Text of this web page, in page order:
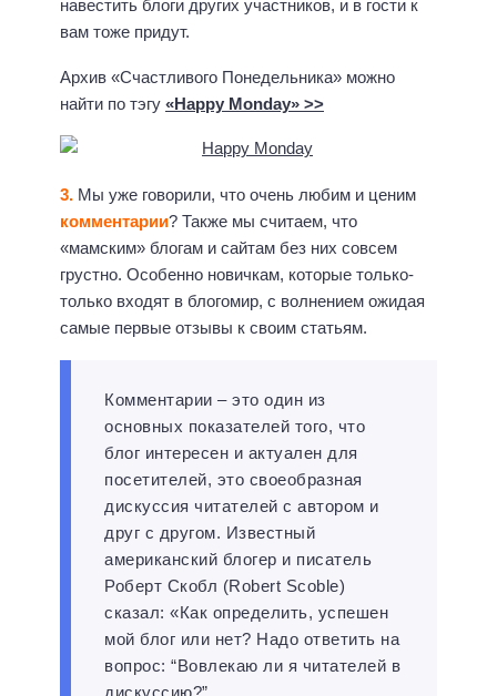
навестить блоги других участников, и в гости к
вам тоже придут.
Архив «Счастливого Понедельника» можно
найти по тэгу «Happy Monday» >>
3. Мы уже говорили, что очень любим и ценим
комментарии? Также мы считаем, что
«мамским» блогам и сайтам без них совсем
грустно. Особенно новичкам, которые только-
только входят в блогомир, с волнением ожидая
самые первые отзывы к своим статьям.
Комментарии – это один из
основных показателей того, что
блог интересен и актуален для
посетителей, это своеобразная
дискуссия читателей с автором и
друг с другом. Известный
американский блогер и писатель
Роберт Скобл (Robert Scoble)
сказал: «Как определить, успешен
мой блог или нет? Надо ответить на
вопрос: “Вовлекаю ли я читателей в
дискуссию?”